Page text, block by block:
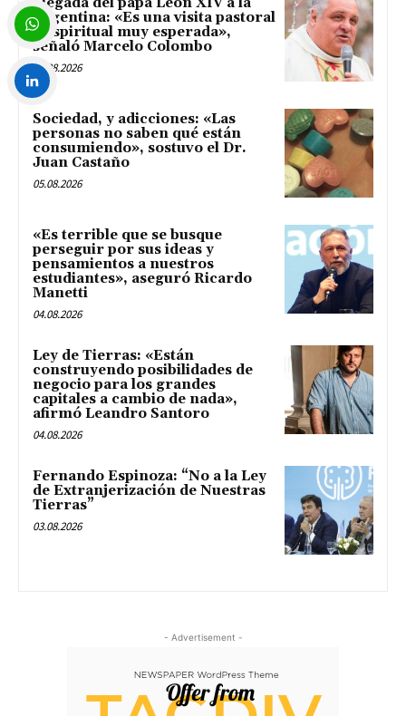
Llegada del papa León XIV a la
Argentina: «Es una visita pastoral
y espiritual muy esperada»,
señaló Marcelo Colombo
05.08.2026
Sociedad, y adicciones: «Las
personas no saben qué están
consumiendo», sostuvo el Dr.
Juan Castaño
05.08.2026
«Es terrible que se busque
perseguir por sus ideas y
pensamientos a nuestros
estudiantes», aseguró Ricardo
Manetti
04.08.2026
Ley de Tierras: «Están
construyendo posibilidades de
negocio para los grandes
capitales a cambio de nada»,
afirmó Leandro Santoro
04.08.2026
Fernando Espinoza: “No a la Ley
de Extranjerización de Nuestras
Tierras”
03.08.2026
- Advertisement -
Twitter
WhatsApp
LinkedIn